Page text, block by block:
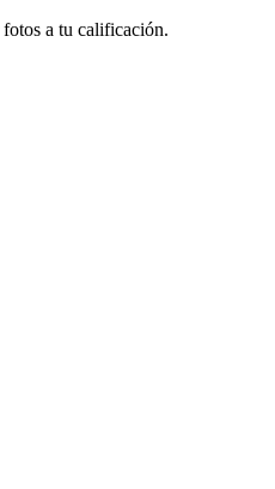
fotos a tu calificación.